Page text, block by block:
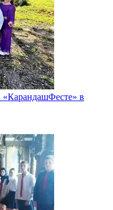
«КарандашФесте» в